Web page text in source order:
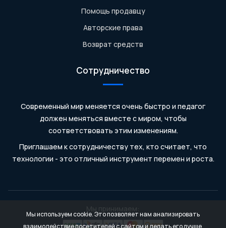
Помощь продавцу
Авторские права
Возврат средств
Сотрудничество
Современный мир меняется очень быстро и педагог
должен меняться вместе с миром, чтобы
соответствовать этим изменениям.
Приглашаем к сотрудничеству тех, кто считает, что
технологии - это отличный инструмент перемен и роста.
Мы принимаем:
Мы используем cookie. Это позволяет нам анализировать
взаимодействие посетителей с сайтом и делать его лучше.